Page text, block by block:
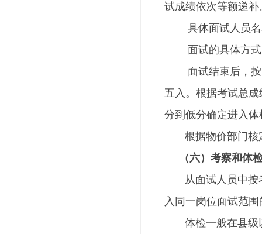
试成绩依次等额递
具体面试人员名单
面试的具体方式
面试结束后，按笔
五入。根据考试总
分到低分确定进入
根据物价部门核定
（六）考察和体
从面试人员中按考
入同一岗位面试范
体检一般在县级以